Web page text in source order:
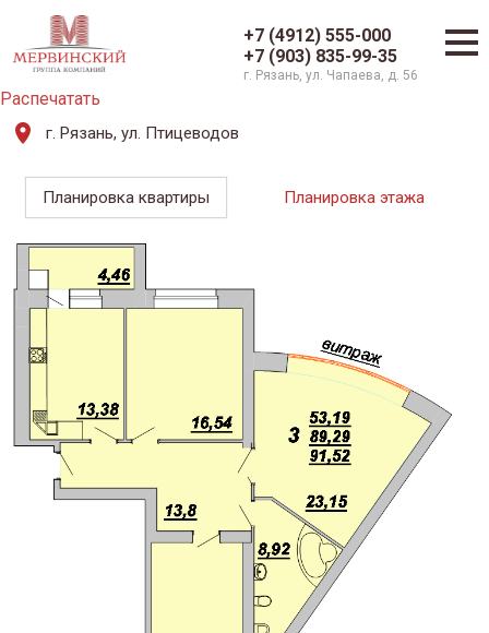
+7 (4912) 555-000
+7 (903) 835-99-35
г. Рязань, ул. Чапаева, д. 56
Распечатать
г. Рязань, ул. Птицеводов
Планировка квартиры Планировка этажа